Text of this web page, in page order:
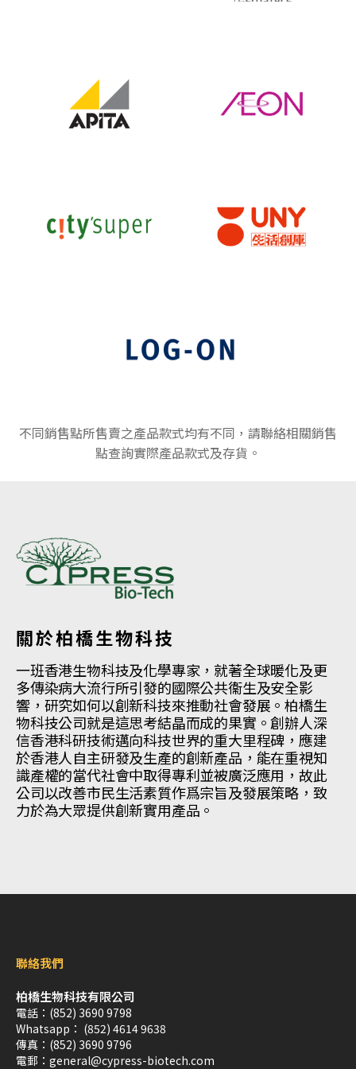
不同銷售點所售賣之產品款式均有不同，請聯絡相關銷售
點查詢實際產品款式及存貨。
關於柏橋生物科技
一班香港生物科技及化學專家，就著全球暖化及更
多傳染病大流行所引發的國際公共衞生及安全影
響，研究如何以創新科技來推動社會發展。柏橋生
物科技公司就是這思考結晶而成的果實。創辦人深
信香港科研技術邁向科技世界的重大里程碑，應建
於香港人自主研發及生產的創新產品，能在重視知
識產權的當代社會中取得專利並被廣泛應用，故此
公司以改善市民生活素質作爲宗旨及發展策略，致
力於為大眾提供創新實用產品。
聯絡我們
柏橋生物科技有限公司
電話： (852) 3690 9798
Whatsapp： (852) 4614 9638
傳真： (852) 3690 9796
電郵： general@cypress-biotech.com